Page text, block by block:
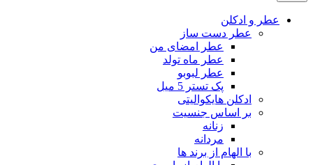
عطر و ادکلن
عطر دست ساز
عطر امضای من
عطر ماه تولد
عطر لبوبو
پک تستر 5 میل
ادکلن هایکوالیتی
بر اساس جنسیت
زنانه
مردانه
با الهام از برند ها